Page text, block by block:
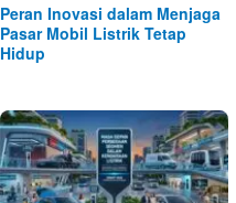
Peran Inovasi dalam Menjaga
Pasar Mobil Listrik Tetap
Hidup